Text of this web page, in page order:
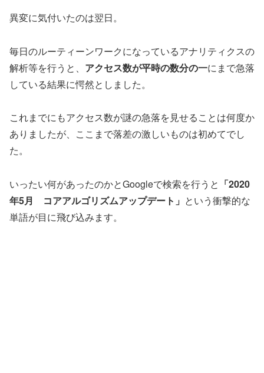
異変に気付いたのは翌日。
毎日のルーティーンワークになっているアナリティクスの
解析等を行うと、 アクセス数が平時の数分の一にまで急落
している結果に愕然としました。
これまでにもアクセス数が謎の急落を見せることは何度か
ありましたが、ここまで落差の激しいものは初めてでし
た。
いったい何があったのかとGoogleで検索を行うと 「2020
年5月 コアアルゴリズムアップデート」 という衝撃的な
単語が目に飛び込みます。